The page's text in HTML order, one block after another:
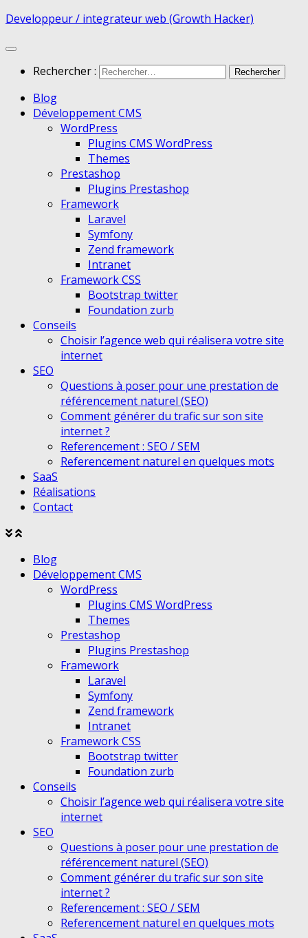
Developpeur / integrateur web (Growth Hacker)
Rechercher :
Blog
Développement CMS
WordPress
Plugins CMS WordPress
Themes
Prestashop
Plugins Prestashop
Framework
Laravel
Symfony
Zend framework
Intranet
Framework CSS
Bootstrap twitter
Foundation zurb
Conseils
Choisir l’agence web qui réalisera votre site
internet
SEO
Questions à poser pour une prestation de
référencement naturel (SEO)
Comment générer du trafic sur son site
internet ?
Referencement : SEO / SEM
Referencement naturel en quelques mots
SaaS
Réalisations
Contact
Agrandir
menu
Réduire
menu
Blog
Développement CMS
WordPress
Plugins CMS WordPress
Themes
Prestashop
Plugins Prestashop
Framework
Laravel
Symfony
Zend framework
Intranet
Framework CSS
Bootstrap twitter
Foundation zurb
Conseils
Choisir l’agence web qui réalisera votre site
internet
SEO
Questions à poser pour une prestation de
référencement naturel (SEO)
Comment générer du trafic sur son site
internet ?
Referencement : SEO / SEM
Referencement naturel en quelques mots